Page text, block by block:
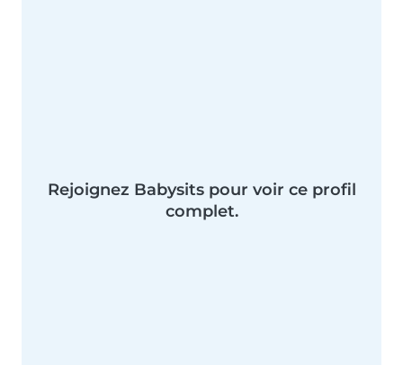
Rejoignez Babysits pour voir ce profil
complet.